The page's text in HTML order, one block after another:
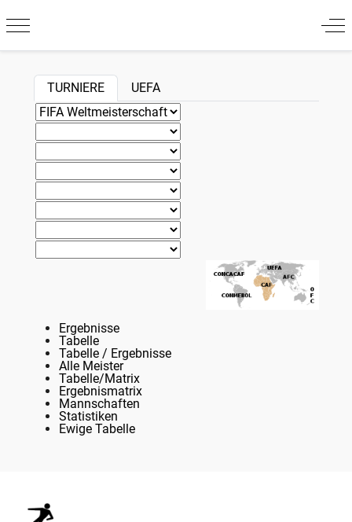
Mobile Menu Toggle
TURNIERE UEFA
Ergebnisse
Tabelle
Tabelle / Ergebnisse
Alle Meister
Tabelle/Matrix
Ergebnismatrix
Mannschaften
Statistiken
Ewige Tabelle